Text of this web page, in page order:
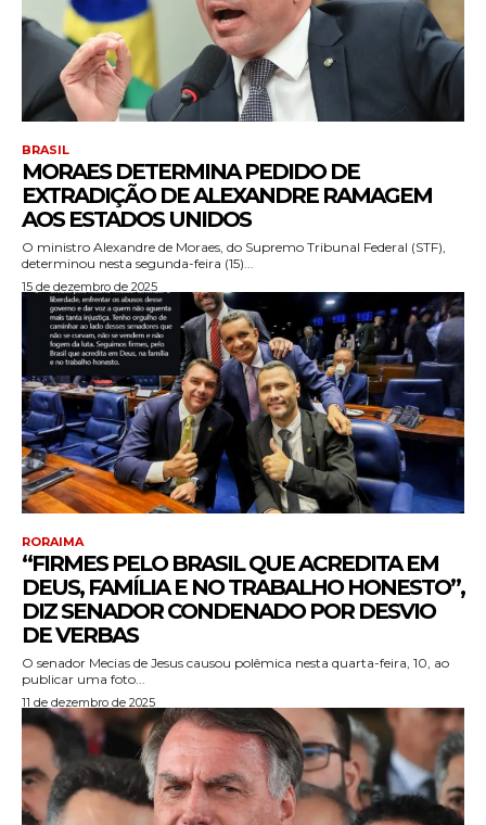
BRASIL
MORAES DETERMINA PEDIDO DE
EXTRADIÇÃO DE ALEXANDRE RAMAGEM
AOS ESTADOS UNIDOS
O ministro Alexandre de Moraes, do Supremo Tribunal Federal (STF),
determinou nesta segunda-feira (15)...
15 de dezembro de 2025
RORAIMA
“FIRMES PELO BRASIL QUE ACREDITA EM
DEUS, FAMÍLIA E NO TRABALHO HONESTO”,
DIZ SENADOR CONDENADO POR DESVIO
DE VERBAS
O senador Mecias de Jesus causou polêmica nesta quarta-feira, 10, ao
publicar uma foto...
11 de dezembro de 2025